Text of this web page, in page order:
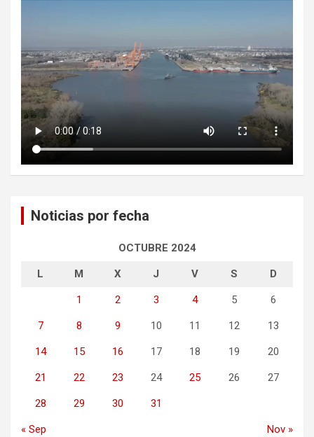
Noticias por fecha
OCTUBRE 2024
L M X J V S D
1 2 3 4 5 6
7 8 9 10 11 12 13
14 15 16 17 18 19 20
21 22 23 24 25 26 27
28 29 30 31
« Sep Nov »